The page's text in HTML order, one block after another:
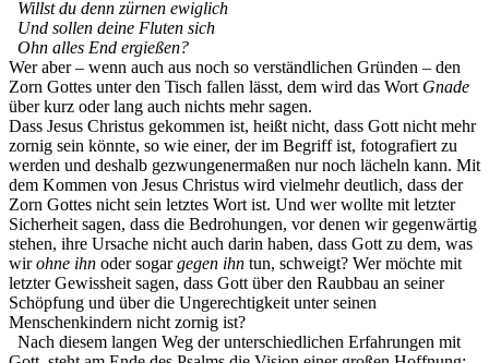
Willst du denn zürnen ewiglich
Und sollen deine Fluten sich
Ohn alles End ergießen?
Wer aber – wenn auch aus noch so verständlichen Gründen – den
Zorn Gottes unter den Tisch fallen lässt, dem wird das Wort Gnade
über kurz oder lang auch nichts mehr sagen.
Dass Jesus Christus gekommen ist, heißt nicht, dass Gott nicht mehr
zornig sein könnte, so wie einer, der im Begriff ist, fotografiert zu
werden und deshalb gezwungenermaßen nur noch lächeln kann. Mit
dem Kommen von Jesus Christus wird vielmehr deutlich, dass der
Zorn Gottes nicht sein letztes Wort ist. Und wer wollte mit letzter
Sicherheit sagen, dass die Bedrohungen, vor denen wir gegenwärtig
stehen, ihre Ursache nicht auch darin haben, dass Gott zu dem, was
wirohne ihn oder sogargegen ihn tun, schweigt? Wer möchte mit
letzter Gewissheit sagen, dass Gott über den Raubbau an seiner
Schöpfung und über die Ungerechtigkeit unter seinen
Menschenkindern nicht zornig ist?
Nach diesem langen Weg der unterschiedlichen Erfahrungen mit